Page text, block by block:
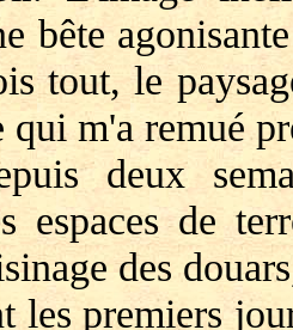
bête
tout, le
qui m'a remué
espaces de
des
premiers